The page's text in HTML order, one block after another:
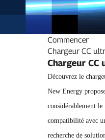
Commencer
Chargeur CC
Chargeur
Découvrez le
New Energy
considérablement le
compatibilité avec
recherche de